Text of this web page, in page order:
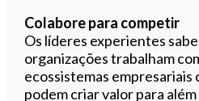
Colabore para competir
Os líderes experientes
organizações trabalham
ecossistemas empresariais
podem criar valor para